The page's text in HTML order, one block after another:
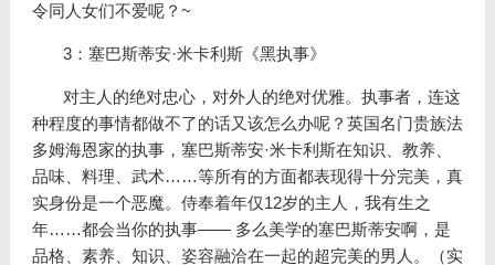
令同人女们不爱呢？~
3：塞巴斯蒂安·米卡利斯《黑执事》
对主人的绝对忠心，对外人的绝对优雅。执事者，连这
种程度的事情都做不了的话又该怎么办呢？英国名门贵族法
多姆海恩家的执事，塞巴斯蒂安·米卡利斯在知识、教养、
品味、料理、武术……等所有的方面都表现得十分完美，真
实身份是一个恶魔。侍奉着年仅12岁的主人，我有生之
年……都会当你的执事—— 多么美学的塞巴斯蒂安啊，是
品格、素养、知识、姿容融洽在一起的超完美的男人。（实